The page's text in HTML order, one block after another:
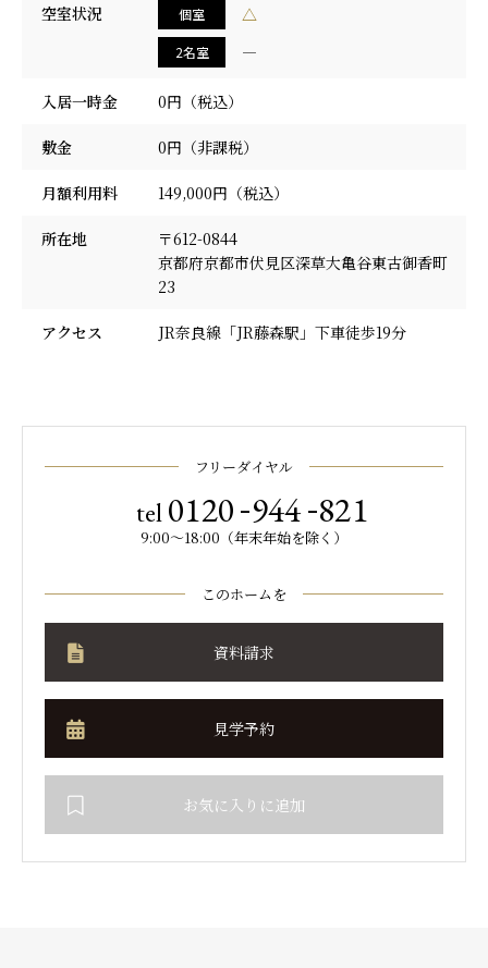
空室状況 個室 △
2名室 ―
入居一時金 0円（税込）
敷金 0円（非課税）
月額利用料 149,000円（税込）
所在地
〒612-0844
京都府京都市伏見区深草大亀谷東古御香町
23
アクセス JR奈良線「JR藤森駅」下車徒歩19分
フリーダイヤル
tel0120-944-821
9:00～18:00（年末年始を除く）
このホームを
資料請求
見学予約
お気に入りに追加